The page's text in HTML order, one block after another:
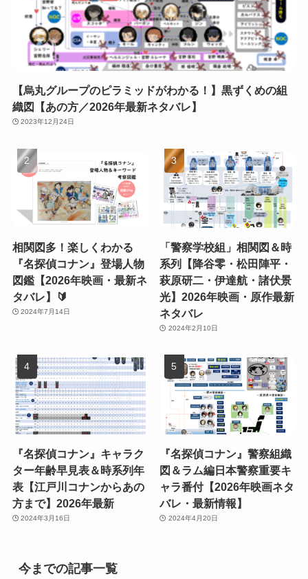
【烏丸グループのピラミッドがわかる！】黒ずくめの組
織図【あの方／2026年最新ネタバレ】
2023年12月24日
相関図多！楽しくわかる
『名探偵コナン』登場人物
図鑑【2026年映画・最新ネ
タバレ】🔰
2024年7月14日
「警察学校組」相関図＆時
系列【降谷零・松田陣平・
萩原研二・伊達航・諸伏景
光】2026年映画・原作最新
ネタバレ
2024年2月10日
『名探偵コナン』キャラク
ター年齢早見表＆時系列年
表【江戸川コナンからあの
方まで】2026年最新
2024年3月16日
『名探偵コナン』警察組織
図＆ラム編日本警察重要キ
ャラ番付【2026年映画ネタ
バレ・最新情報】
2024年4月20日
今までの記事一覧